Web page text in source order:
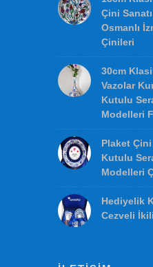
Hediyelik
Dövmesi
Acur
EN ÇOK
18cm
Çini
Osmanlı
30cm